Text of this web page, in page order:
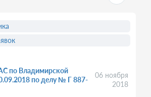
по Владимирской
по делу № Г 887-
06 ноября
2018